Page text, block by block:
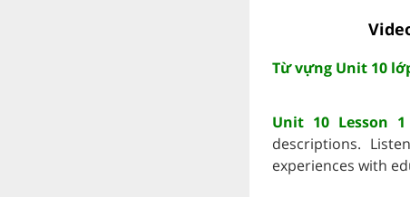
Từ vựng Unit 10
Unit 10 Lesson
descriptions.
experiences with